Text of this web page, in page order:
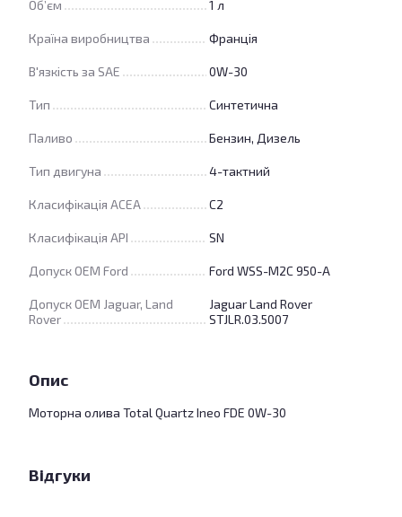
Об’єм 1 л
Країна виробництва Франція
В'язкість за SAE 0W-30
Тип Синтетична
Паливо Бензин, Дизель
Тип двигуна 4-тактний
Класифікація ACEA C2
Класифікація API SN
Допуск OEM Ford Ford WSS-M2C 950-A
Допуск OEM Jaguar, Land
Rover
Jaguar Land Rover
STJLR.03.5007
Опис
Моторна олива Total Quartz Ineo FDE 0W-30
Відгуки